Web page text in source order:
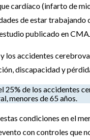
cardíaco (infarto de
de estar trabajando
publicado en
los accidentes
discapacidad y
25% de los accidentes
menores de 65 años.
condiciones en el
con controles que